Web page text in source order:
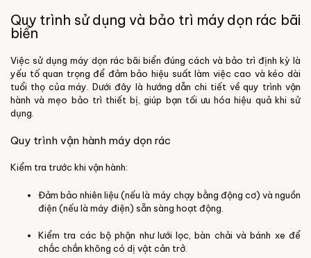
Quy trình sử dụng và bảo trì máy dọn rác bãi
biển
Việc sử dụng máy dọn rác bãi biển đúng cách và bảo trì định kỳ là
yếu tố quan trọng để đảm bảo hiệu suất làm việc cao và kéo dài
tuổi thọ của máy. Dưới đây là hướng dẫn chi tiết về quy trình vận
hành và mẹo bảo trì thiết bị, giúp bạn tối ưu hóa hiệu quả khi sử
dụng.
Quy trình vận hành máy dọn rác
Kiểm tra trước khi vận hành:
Đảm bảo nhiên liệu (nếu là máy chạy bằng động cơ) và nguồn
điện (nếu là máy điện) sẵn sàng hoạt động.
Kiểm tra các bộ phận như lưới lọc, bàn chải và bánh xe để
chắc chắn không có dị vật cản trở.